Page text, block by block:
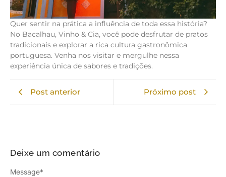
Quer sentir na prática a influência de toda essa história?
No Bacalhau, Vinho & Cia, você pode desfrutar de pratos
tradicionais e explorar a rica cultura gastronômica
portuguesa. Venha nos visitar e mergulhe nessa
experiência única de sabores e tradições.
Post anterior Próximo post
Deixe um comentário
Message*